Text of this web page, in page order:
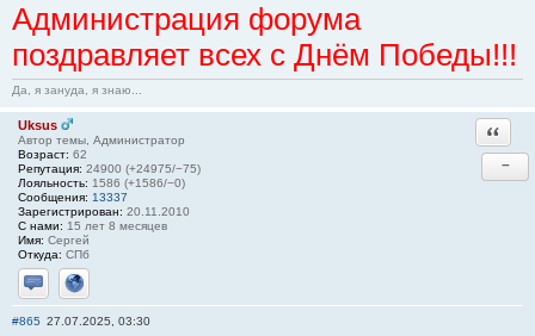
Администрация форума
поздравляет всех с Днём Победы!!!
Да, я зануда, я знаю...
Uksus
Автор темы, Администратор
Возраст: 62
Репутация: 24900 (+24975/−75)
Лояльность: 1586 (+1586/−0)
Сообщения: 13337
Зарегистрирован: 20.11.2010
С нами: 15 лет 8 месяцев
Имя: Сергей
Откуда: СПб
Отправить личное сообщение
Сайт
−
#865 27.07.2025, 03:30